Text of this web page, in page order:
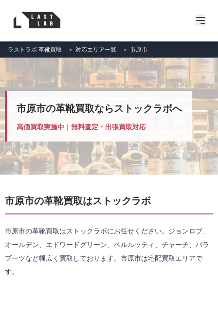
ラストラボ 革靴買取 ＞ 対応エリア一覧 ＞ 市原市
市原市の革靴買取ならストックラボへ
高価買取実施中｜無料査定・出張買取対応
市原市の革靴買取はストックラボ
市原市の革靴買取はストックラボにお任せください。ジョンロブ、
オールデン、エドワードグリーン、ベルルッティ、チャーチ、パラ
ブーツなど幅広く買取しております。市原市は宅配買取エリアで
す。